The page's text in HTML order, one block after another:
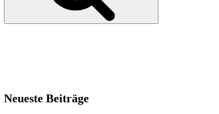
Neueste Beiträge